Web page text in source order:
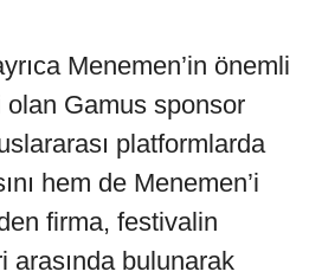
Menemen’in önemli
olan Gamus sponsor
platformlarda
hem de Menemen’i
firma, festivalin
arasında bulunarak